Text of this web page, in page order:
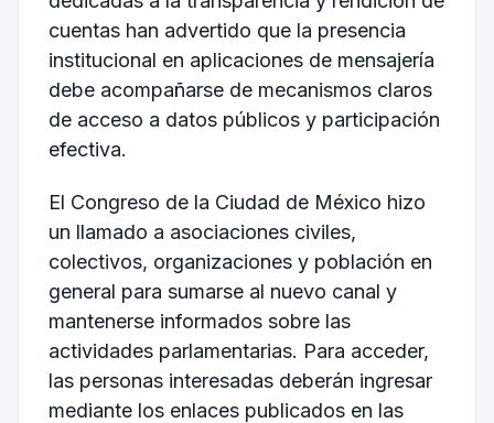
cuentas han advertido que la presencia
institucional en aplicaciones de mensajería
debe acompañarse de mecanismos claros
de acceso a datos públicos y participación
efectiva.
El Congreso de la Ciudad de México hizo
un llamado a asociaciones civiles,
colectivos, organizaciones y población en
general para sumarse al nuevo canal y
mantenerse informados sobre las
actividades parlamentarias. Para acceder,
las personas interesadas deberán ingresar
mediante los enlaces publicados en las